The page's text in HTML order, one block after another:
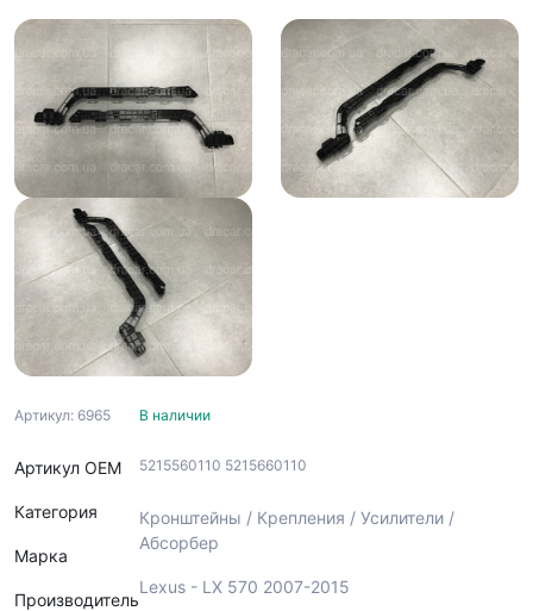
Артикул: 6965
Артикул ОЕМ
Категория
Марка
Производитель
В наличии
5215560110 5215660110
Кронштейны / Крепления / Усилители /
Абсорбер
Lexus - LX 570 2007-2015